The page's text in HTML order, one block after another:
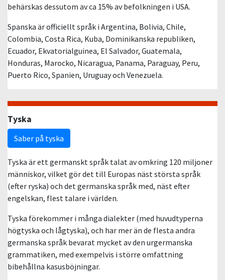
behärskas dessutom av ca 15% av befolkningen i USA.
Spanska är officiellt språk i Argentina, Bolivia, Chile,
Colombia, Costa Rica, Kuba, Dominikanska republiken,
Ecuador, Ekvatorialguinea, El Salvador, Guatemala,
Honduras, Marocko, Nicaragua, Panama, Paraguay, Peru,
Puerto Rico, Spanien, Uruguay och Venezuela.
Tyska
Saber på tyska
Tyska är ett germanskt språk talat av omkring 120 miljoner
människor, vilket gör det till Europas näst största språk
(efter ryska) och det germanska språk med, näst efter
engelskan, flest talare i världen.
Tyska förekommer i många dialekter (med huvudtyperna
högtyska och lågtyska), och har mer än de flesta andra
germanska språk bevarat mycket av den urgermanska
grammatiken, med exempelvis i större omfattning
bibehållna kasusböjningar.